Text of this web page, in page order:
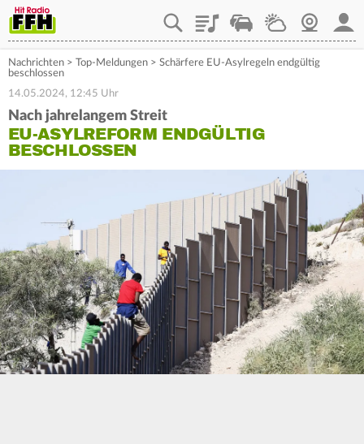
PlaylistStaupilotWetterWebcam
Nachrichten > Top-Meldungen > Schärfere EU-Asylregeln endgültig
beschlossen
14.05.2024, 12:45 Uhr
Nach jahrelangem Streit
EU-ASYLREFORM ENDGÜLTIG
BESCHLOSSEN